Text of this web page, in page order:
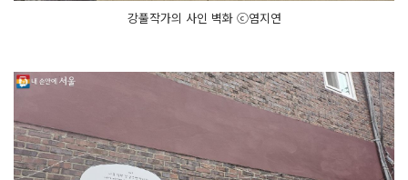
강풀작가의 사인 벽화 ⓒ염지연